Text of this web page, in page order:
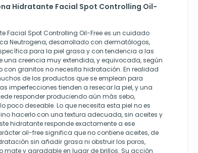
Hidratante Facial Spot Controlling Oil-
Facial Spot Controlling Oil-Free es un cuidado
Neutrogena, desarrollado con dermatólogos,
para la piel grasa y con tendencia a las
una creencia muy extendida, y equivocada, según
con granitos no necesita hidratación. En realidad
de los productos que se emplean para
imperfecciones tienden a resecar la piel, y una
responder produciendo aún más sebo,
poco deseable. Lo que necesita esta piel no es
hacerlo con una textura adecuada, sin aceites y
hidratante responde exactamente a ese
oil-free significa que no contiene aceites, de
sin añadir grasa ni obstruir los poros,
y agradable en lugar de brillos. Su acción